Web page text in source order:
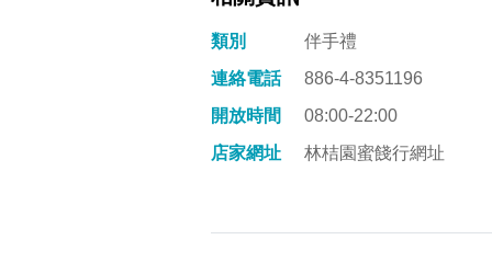
類別
伴手禮
連絡電話
886-4-8351196
開放時間
08:00-22:00
店家網址
林桔園蜜餞行網址